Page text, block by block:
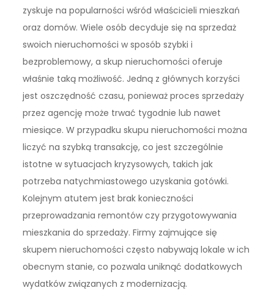
zyskuje na popularności wśród właścicieli mieszkań
oraz domów. Wiele osób decyduje się na sprzedaż
swoich nieruchomości w sposób szybki i
bezproblemowy, a skup nieruchomości oferuje
właśnie taką możliwość. Jedną z głównych korzyści
jest oszczędność czasu, ponieważ proces sprzedaży
przez agencję może trwać tygodnie lub nawet
miesiące. W przypadku skupu nieruchomości można
liczyć na szybką transakcję, co jest szczególnie
istotne w sytuacjach kryzysowych, takich jak
potrzeba natychmiastowego uzyskania gotówki.
Kolejnym atutem jest brak konieczności
przeprowadzania remontów czy przygotowywania
mieszkania do sprzedaży. Firmy zajmujące się
skupem nieruchomości często nabywają lokale w ich
obecnym stanie, co pozwala uniknąć dodatkowych
wydatków związanych z modernizacją.